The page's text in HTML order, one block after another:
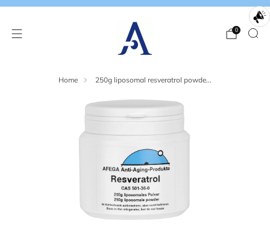
0
Home 250g liposomal resveratrol powde...